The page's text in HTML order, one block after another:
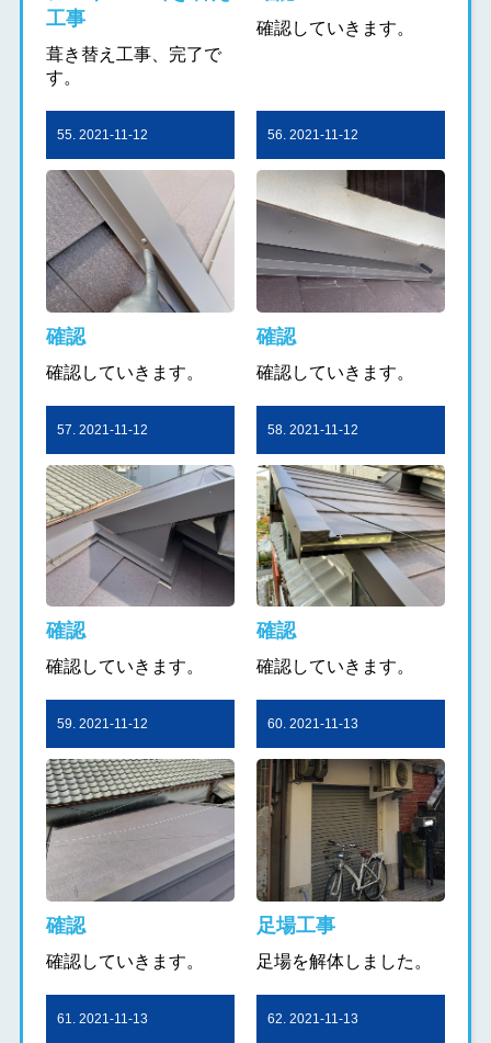
工事
葺き替え工事、完了で
す。
確認していきます。
55. 2021-11-12
確認
確認していきます。
56. 2021-11-12
確認
確認していきます。
57. 2021-11-12
確認
確認していきます。
58. 2021-11-12
確認
確認していきます。
59. 2021-11-12
確認
確認していきます。
60. 2021-11-13
足場工事
足場を解体しました。
61. 2021-11-13 62. 2021-11-13